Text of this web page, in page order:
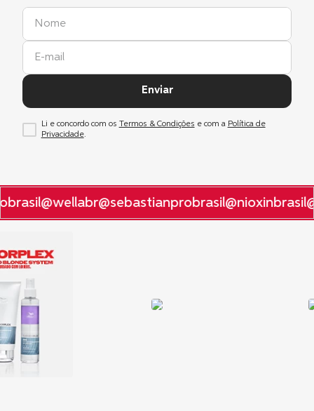
Enviar
Li e concordo com os Termos & Condições e com a Política de
Privacidade.
@wellabr@sebastianprobrasil@nioxinbrasil